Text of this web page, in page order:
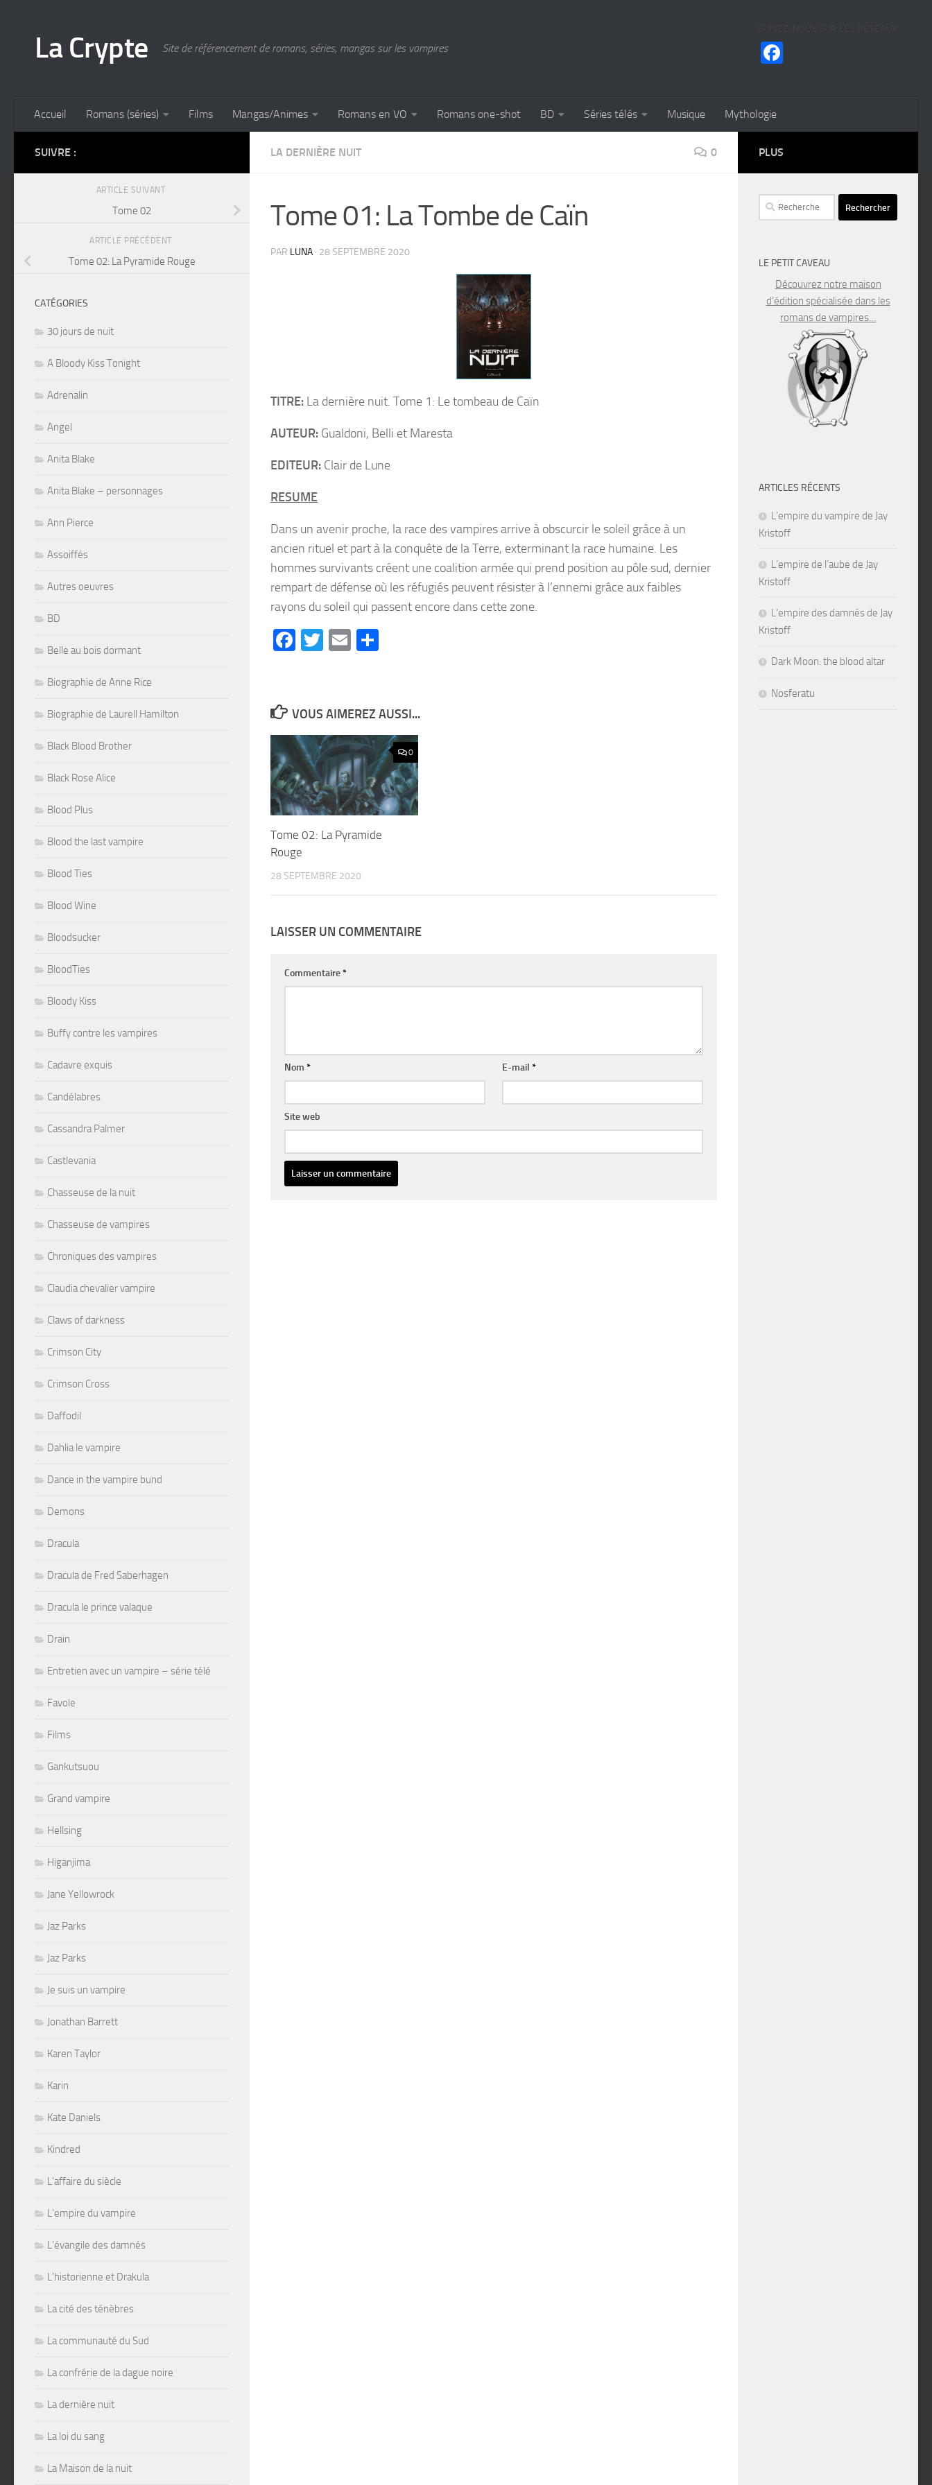
La Crypte Site de référencement de romans, séries, mangas sur les vampires
Accueil Romans (séries) Films Mangas/Animes Romans en VO Romans one-shot BD Séries télés Musique Mythologie
LA DERNIÈRE NUIT 0
Tome 01: La Tombe de Caïn
PAR LUNA · 28 SEPTEMBRE 2020
TITRE: La dernière nuit. Tome 1: Le tombeau de Caïn
AUTEUR: Gualdoni, Belli et Maresta
EDITEUR: Clair de Lune
RESUME
Dans un avenir proche, la race des vampires arrive à obscurcir le soleil grâce à un
ancien rituel et part à la conquête de la Terre, exterminant la race humaine. Les
hommes survivants créent une coalition armée qui prend position au pôle sud, dernier
rempart de défense où les réfugiés peuvent résister à l’ennemi grâce aux faibles
rayons du soleil qui passent encore dans cette zone.
Facebook
Twitter
Email
VOUS AIMEREZ AUSSI...
0
Tome 02: La Pyramide
Rouge
28 SEPTEMBRE 2020
LAISSER UN COMMENTAIRE
Commentaire*
Nom * E-mail*
Site web
SUIVRE :
ARTICLE SUIVANT
Tome 02
ARTICLE PRÉCÉDENT
Tome 02: La Pyramide Rouge
CATÉGORIES
30 jours de nuit
A Bloody Kiss Tonight
Adrenalin
Angel
Anita Blake
Anita Blake – personnages
Ann Pierce
Assoiffés
Autres oeuvres
BD
Belle au bois dormant
Biographie de Anne Rice
Biographie de Laurell Hamilton
Black Blood Brother
Black Rose Alice
Blood Plus
Blood the last vampire
Blood Ties
Blood Wine
Bloodsucker
BloodTies
Bloody Kiss
Buffy contre les vampires
Cadavre exquis
Candélabres
Cassandra Palmer
Castlevania
Chasseuse de la nuit
Chasseuse de vampires
Chroniques des vampires
Claudia chevalier vampire
Claws of darkness
Crimson City
Crimson Cross
Daffodil
Dahlia le vampire
Dance in the vampire bund
Demons
Dracula
Dracula de Fred Saberhagen
Dracula le prince valaque
Drain
Entretien avec un vampire – série télé
Favole
Films
Gankutsuou
Grand vampire
Hellsing
Higanjima
Jane Yellowrock
Jaz Parks
Jaz Parks
Je suis un vampire
Jonathan Barrett
Karen Taylor
Karin
Kate Daniels
Kindred
L'affaire du siècle
L'empire du vampire
L'évangile des damnés
L'historienne et Drakula
La cité des ténèbres
La communauté du Sud
La confrérie de la dague noire
La dernière nuit
La loi du sang
La Maison de la nuit
PLUS
Rechercher :
LE PETIT CAVEAU
Découvrez notre maison
d’édition spécialisée dans les
romans de vampires…
ARTICLES RÉCENTS
L’empire du vampire de Jay
Kristoff
L’empire de l’aube de Jay
Kristoff
L’empire des damnés de Jay
Kristoff
Dark Moon: the blood altar
Nosferatu